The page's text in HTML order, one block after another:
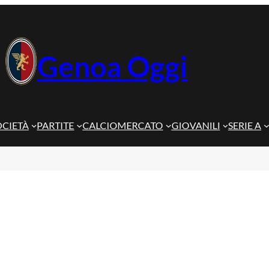
Genoa Oggi
PARTITE CALCIOMERCATO GIOVANILI SERIE A